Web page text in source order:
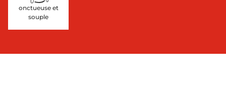
onctueuse et
souple